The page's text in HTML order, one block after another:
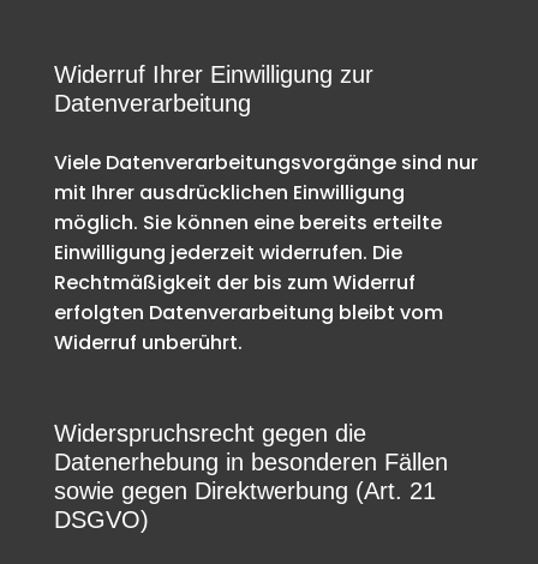
Widerruf Ihrer Einwilligung zur
Datenverarbeitung
Viele Datenverarbeitungsvorgänge sind nur
mit Ihrer ausdrücklichen Einwilligung
möglich. Sie können eine bereits erteilte
Einwilligung jederzeit widerrufen. Die
Rechtmäßigkeit der bis zum Widerruf
erfolgten Datenverarbeitung bleibt vom
Widerruf unberührt.
Widerspruchsrecht gegen die
Datenerhebung in besonderen Fällen
sowie gegen Direktwerbung (Art. 21
DSGVO)